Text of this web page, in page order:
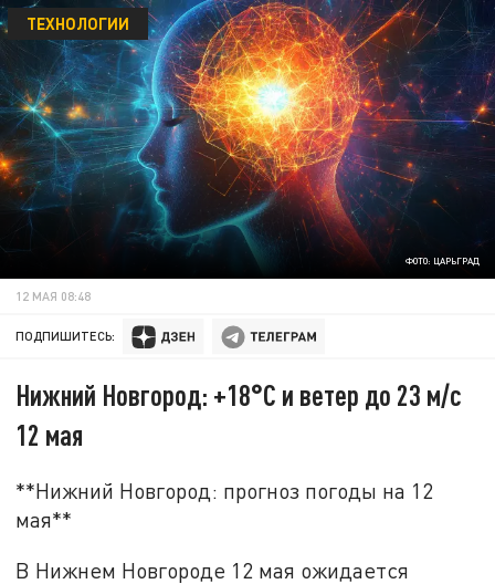
ФОТО: ЦАРЬГРАД
ТЕХНОЛОГИИ
12 МАЯ 08:48
ПОДПИШИТЕСЬ:
Нижний Новгород: +18°C и ветер до 23 м/с
12 мая
**Нижний Новгород: прогноз погоды на 12
мая**
В Нижнем Новгороде 12 мая ожидается